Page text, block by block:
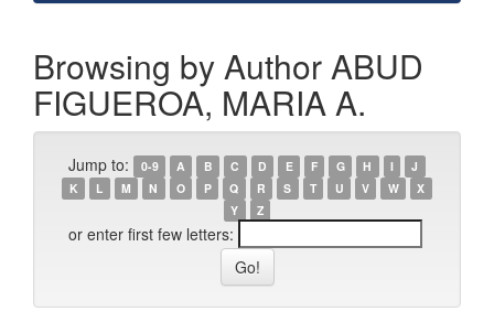
Browsing by Author ABUD
FIGUEROA, MARIA A.
Jump to: 0-9 A B C D E F G H I
J
K
L M N O P Q R S T U V W
X
Y
Z
or enter first few letters: